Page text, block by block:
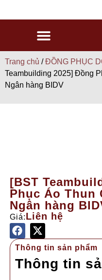
Trang chủ /ĐỒNG PHỤC
Teambuilding 2025] Đồng
Ngân hàng BIDV
[BST
Phục Áo Thun
Ngân hàng
Giá:Liên hệ
Thông tin sản phẩm
Thông tin